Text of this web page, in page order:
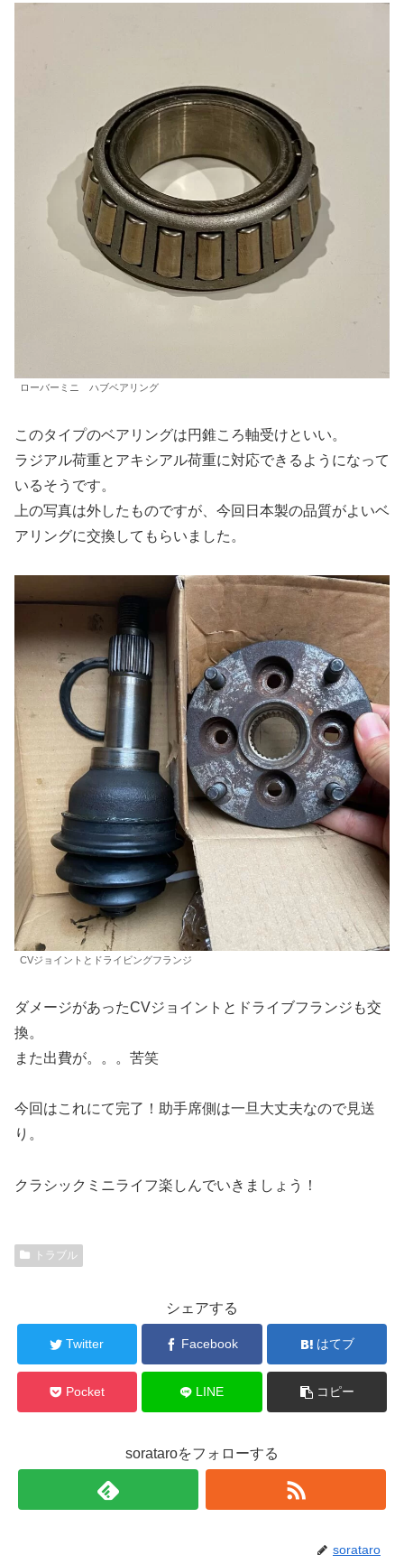
ローバーミニ ハブベアリング
このタイプのベアリングは円錐ころ軸受けといい。
ラジアル荷重とアキシアル荷重に対応できるようになって
いるそうです。
上の写真は外したものですが、今回日本製の品質がよいベ
アリングに交換してもらいました。
CVジョイントとドライビングフランジ
ダメージがあったCVジョイントとドライブフランジも交
換。
また出費が。。。苦笑
今回はこれにて完了！助手席側は一旦大丈夫なので見送
り。
クラシックミニライフ楽しんでいきましょう！
トラブル
シェアする
Twitter Facebook はてブ
Pocket LINE コピー
sorataroをフォローする
sorataro